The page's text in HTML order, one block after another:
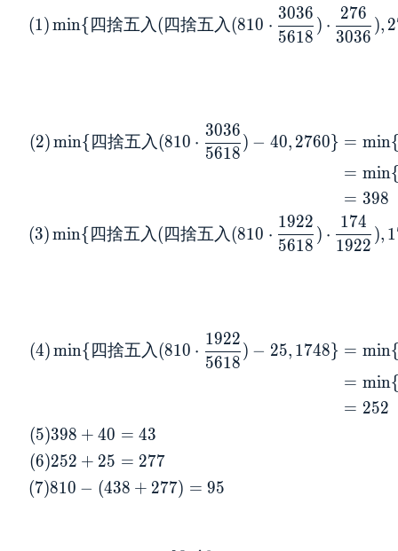
\begin{aligned}
(1) \min \{ 四
\frac{276}
\cdot
\frac{276}
276\} \\ &=
\min \{ 40,
\\
\begin{aligned}
(2) \min \{ 四
捨五入(810
(1)min{ 四捨五入(四捨五入(810 ⋅
5618
3036
) ⋅
3036
276
), 2
(2)min{ 四捨五入(810 ⋅
5618
3036
) − 40, 2760} = min
= min
= 398
(3)min{四捨五入(四捨五入(810 ⋅
5618
1922
) ⋅
1922
174
), 1
(4)min{ 四捨五入(810 ⋅
5618
1922
) − 25, 1748} = min
= min
= 252
(5)398 + 40 = 43
(6)252 + 25 = 277
(7)810 − (438 + 277) = 95